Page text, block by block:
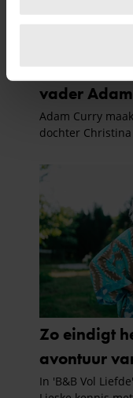
verwerkt en stel uw
intrekken in de
We gebruiken
personaliseren, om
informatie over uw
partners voor
partners kunnen
informatie die u
verzameld op basis
gaat akkoord met